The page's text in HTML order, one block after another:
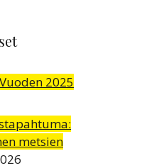
2025
metsien